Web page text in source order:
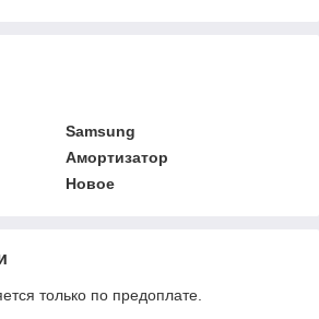
Samsung
Амортизатор
Новое
только по предоплате.